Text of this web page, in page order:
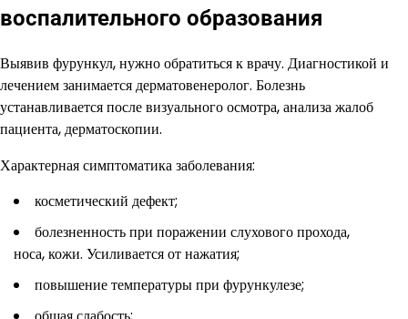
воспалительного образования
Выявив фурункул, нужно обратиться к врачу. Диагностикой и
лечением занимается дерматовенеролог. Болезнь
устанавливается после визуального осмотра, анализа жалоб
пациента, дерматоскопии.
Характерная симптоматика заболевания:
косметический дефект;
болезненность при поражении слухового прохода,
носа, кожи. Усиливается от нажатия;
повышение температуры при фурункулезе;